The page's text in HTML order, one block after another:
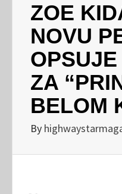
ZOE
NOVU
ZA
BELOM
By